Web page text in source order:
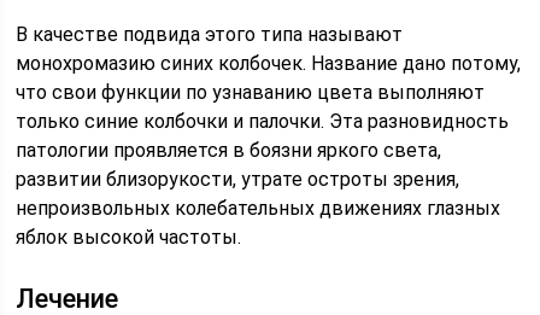
В качестве подвида этого типа называют
монохромазию синих колбочек. Название дано потому,
что свои функции по узнаванию цвета выполняют
только синие колбочки и палочки. Эта разновидность
патологии проявляется в боязни яркого света,
развитии близорукости, утрате остроты зрения,
непроизвольных колебательных движениях глазных
яблок высокой частоты.
Лечение